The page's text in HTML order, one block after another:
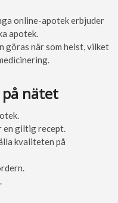
online-apotek erbjuder
apotek.
göras när som helst, vilket
på nätet
giltig recept.
kvaliteten på